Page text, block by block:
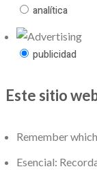
analítica
publicidad
Este sitio
Remember
Esencial: